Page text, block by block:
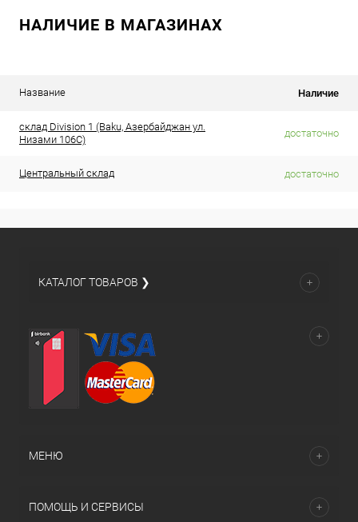
НАЛИЧИЕ В МАГАЗИНАХ
Название Наличие
склад Division 1 (Baku, Азербайджан ул.
Низами 106C)
достаточно
Центральный склад достаточно
КАТАЛОГ ТОВАРОВ ❯
МЕНЮ
ПОМОЩЬ И СЕРВИСЫ